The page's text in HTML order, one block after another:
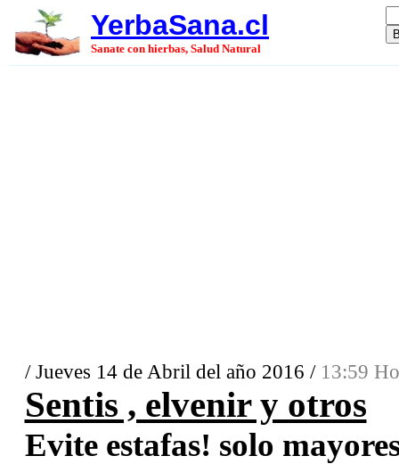
YerbaSana.cl
Sanate con hierbas, Salud Natural
/ Jueves 14 de Abril del año 2016 / 13:59
Sentis , elvenir y otros
Evite estafas! solo